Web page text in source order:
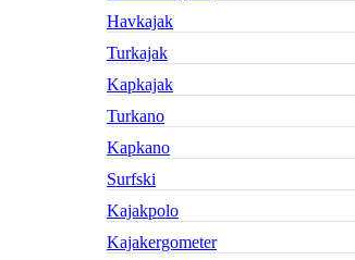
Havkajak
Turkajak
Kapkajak
Turkano
Kapkano
Surfski
Kajakpolo
Kajakergometer